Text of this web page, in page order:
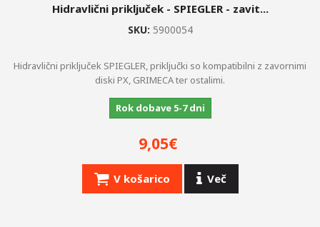
Hidravlični priključek - SPIEGLER - zavit...
SKU: 5900054
Hidravlični priključek SPIEGLER, priključki so kompatibilni z zavornimi
diski PX, GRIMECA ter ostalimi.
Rok dobave 5-7 dni
9,05€
V košarico Več